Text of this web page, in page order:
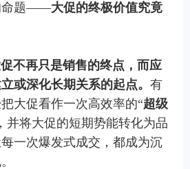
命题——大促的终极价值究竟
不再只是销售的终点，而应
或深化长期关系的起点。 有
大促看作一次高效率的“超级
并将大促的短期势能转化为品
一次爆发式成交，都成为沉